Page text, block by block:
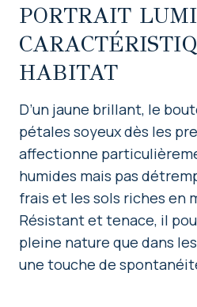
PORTRAIT
HABITAT
D’un jaune brillant, le
pétales soyeux dès les
affectionne
humides mais pas
frais et les sols riches en
Résistant et tenace, il
pleine nature que dans
une touche de